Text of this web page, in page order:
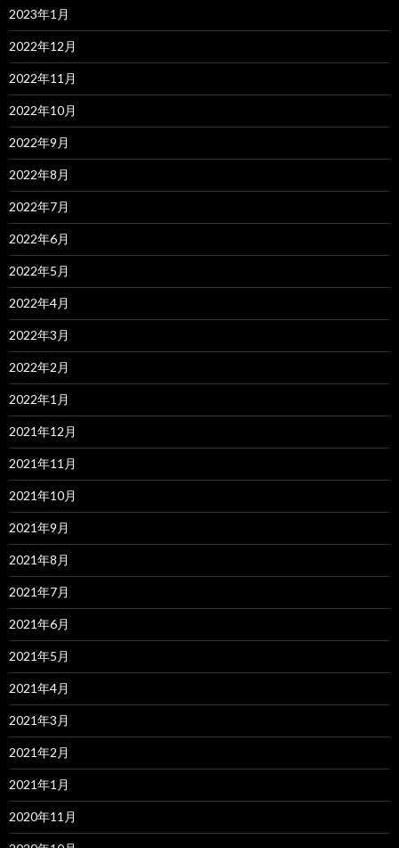
2023年1月
2022年12月
2022年11月
2022年10月
2022年9月
2022年8月
2022年7月
2022年6月
2022年5月
2022年4月
2022年3月
2022年2月
2022年1月
2021年12月
2021年11月
2021年10月
2021年9月
2021年8月
2021年7月
2021年6月
2021年5月
2021年4月
2021年3月
2021年2月
2021年1月
2020年11月